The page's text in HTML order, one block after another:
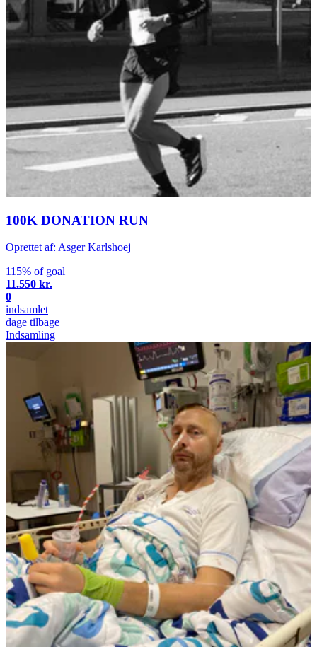
100K DONATION RUN
Oprettet af: Asger Karlshoej
115% of goal
11.550 kr.
0
indsamlet
dage tilbage
Indsamling